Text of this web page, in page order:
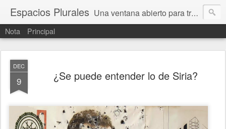
Espacios Plurales Una ventana abierto para tratar problemas que nos afectan a todxs. Temas sociales, educación, cultura, economía, política, derechos, calidad de vida. Estamos gobernados, pero queremos una calidad mayor en la política.
Nota Principal
DEC
9 ¿Se puede entender lo de Siria?